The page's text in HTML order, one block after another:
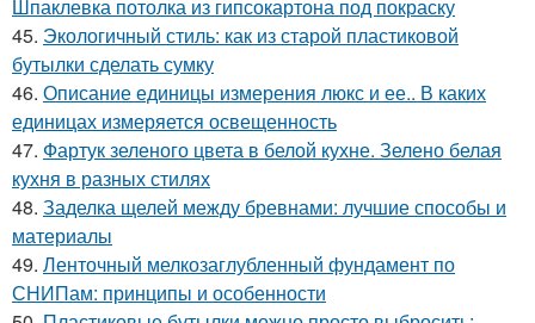
Шпаклевка потолка из гипсокартона под покраску
45. Экологичный стиль: как из старой пластиковой
бутылки сделать сумку
46. Описание единицы измерения люкс и ее.. В каких
единицах измеряется освещенность
47. Фартук зеленого цвета в белой кухне. Зелено белая
кухня в разных стилях
48. Заделка щелей между бревнами: лучшие способы и
материалы
49. Ленточный мелкозаглубленный фундамент по
СНИПам: принципы и особенности